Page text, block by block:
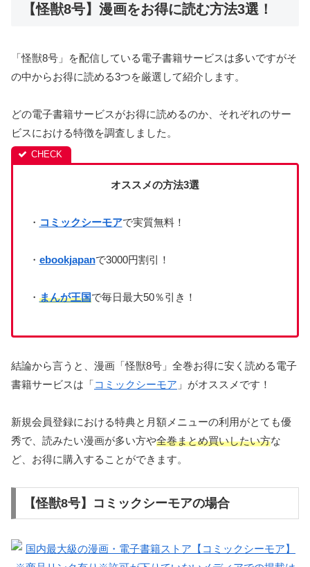
【怪獣8号】漫画をお得に読む方法3選！
「怪獣8号」を配信している電子書籍サービスは多いですがそ
の中からお得に読める3つを厳選して紹介します。
どの電子書籍サービスがお得に読めるのか、それぞれのサー
ビスにおける特徴を調査しました。
オススメの方法3選
・ コミックシーモアで実質無料！
・ ebookjapanで3000円割引！
・ まんが王国で毎日最大50％引き！
結論から言うと、漫画「怪獣8号」全巻お得に安く読める電子
書籍サービスは「コミックシーモア 」がオススメです！
新規会員登録における特典と月額メニューの利用がとても優
秀で、読みたい漫画が多い方や全巻まとめ買いしたい方な
ど、お得に購入することができます。
【怪獣8号】コミックシーモアの場合